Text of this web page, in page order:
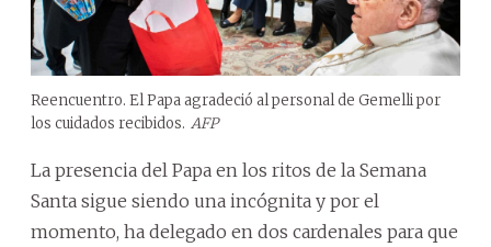
Reencuentro. El Papa agradeció al personal de Gemelli por
los cuidados recibidos. AFP
La presencia del Papa en los ritos de la Semana
Santa sigue siendo una incógnita y por el
momento, ha delegado en dos cardenales para que